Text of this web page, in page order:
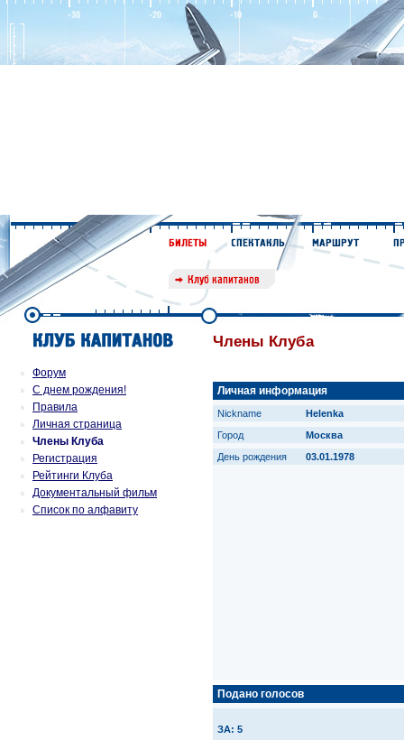
Форум
С днем рождения!
Правила
Личная страница
Члены Клуба
Регистрация
Рейтинги Клуба
Документальный фильм
Список по алфавиту
Члены Клуба
Личная информация
Nickname
Helenka
Город
Москва
День рождения
03.01.1978
Подано голосов
ЗА: 5